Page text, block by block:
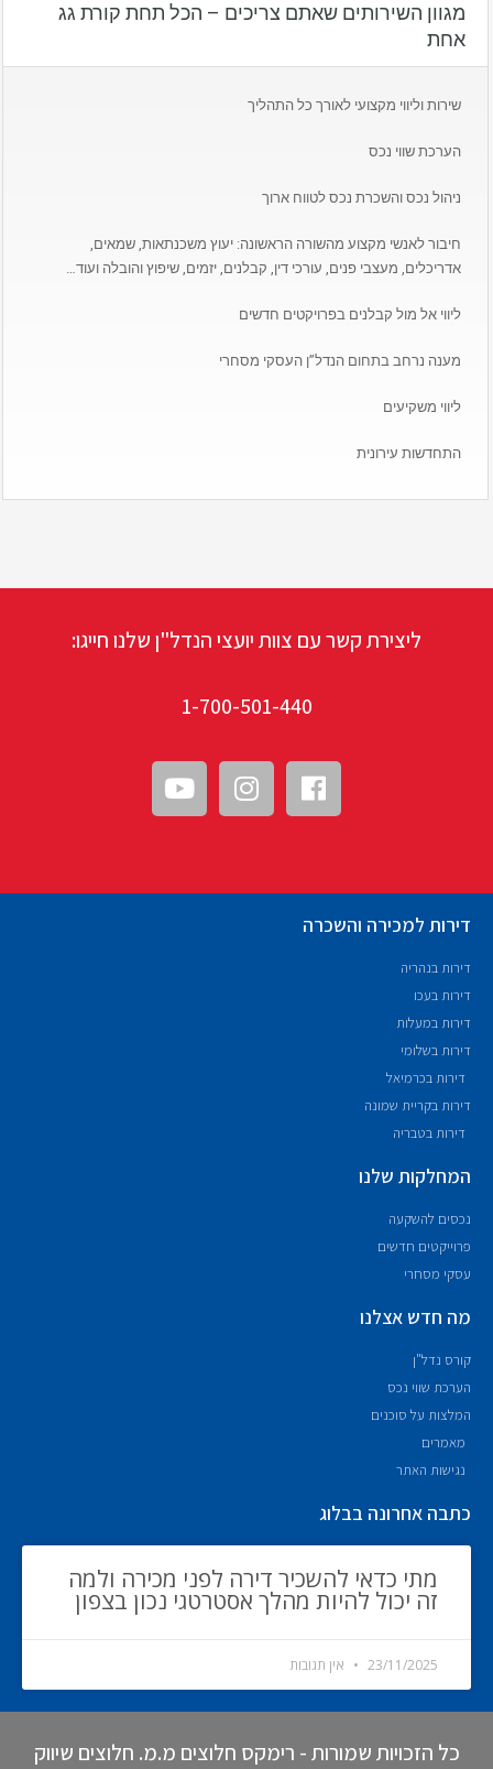
מגוון השירותים שאתם צריכים – הכל תחת קורת גג
אחת
שירות וליווי מקצועי לאורך כל התהליך
הערכת שווי נכס
ניהול נכס והשכרת נכס לטווח ארוך
חיבור לאנשי מקצוע מהשורה הראשונה: יעוץ משכנתאות, שמאים,
אדריכלים, מעצבי פנים, עורכי דין, קבלנים, יזמים, שיפוץ והובלה ועוד…
ליווי אל מול קבלנים בפרויקטים חדשים
מענה נרחב בתחום הנדל”ן העסקי מסחרי
ליווי משקיעים
התחדשות עירונית
ליצירת קשר עם צוות יועצי הנדל"ן שלנו חייגו:
1-700-501-440
דירות למכירה והשכרה
דירות בנהריה
דירות בעכו
דירות במעלות
דירות בשלומי
דירות בכרמיאל
דירות בקריית שמונה
דירות בטבריה
המחלקות שלנו
נכסים להשקעה
פרוייקטים חדשים
עסקי מסחרי
מה חדש אצלנו
קורס נדל"ן
הערכת שווי נכס
המלצות על סוכנים
מאמרים
נגישות האתר
כתבה אחרונה בבלוג
מתי כדאי להשכיר דירה לפני מכירה ולמה
זה יכול להיות מהלך אסטרטגי נכון בצפון
23/11/2025 אין תגובות
כל הזכויות שמורות - רימקס חלוצים מ.מ. חלוצים שיווק